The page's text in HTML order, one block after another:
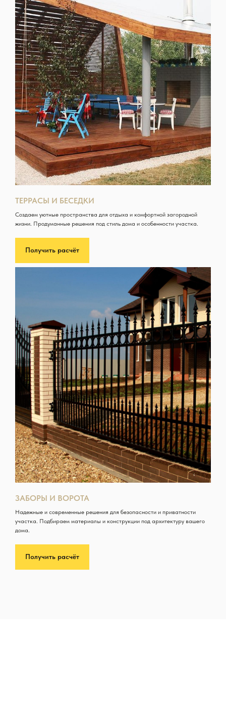
ТЕРРАСЫ И БЕСЕДКИ
Создаем уютные пространства для отдыха и комфортной загородной
жизни. Продуманные решения под стиль дома и особенности участка.
Получить расчёт
ЗАБОРЫ И ВОРОТА
Надежные и современные решения для безопасности и приватности
участка. Подбираем материалы и конструкции под архитектуру вашего
дома.
Получить расчёт